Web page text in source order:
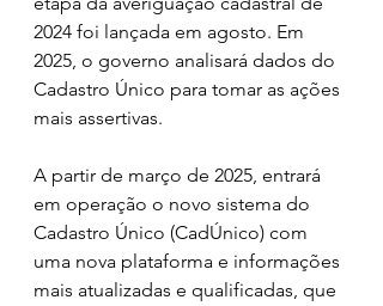
2024 foi lançada em agosto. Em
2025, o governo analisará dados do
Cadastro Único para tomar as ações
mais assertivas.
A partir de março de 2025, entrará
em operação o novo sistema do
Cadastro Único (CadÚnico) com
uma nova plataforma e informações
mais atualizadas e qualificadas, que